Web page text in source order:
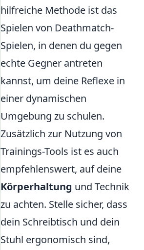
hilfreiche Methode ist das
Spielen von Deathmatch-
Spielen, in denen du gegen
echte Gegner antreten
kannst, um deine Reflexe in
einer dynamischen
Umgebung zu schulen.
Zusätzlich zur Nutzung von
Trainings-Tools ist es auch
empfehlenswert, auf deine
Körperhaltung und Technik
zu achten. Stelle sicher, dass
dein Schreibtisch und dein
Stuhl ergonomisch sind,